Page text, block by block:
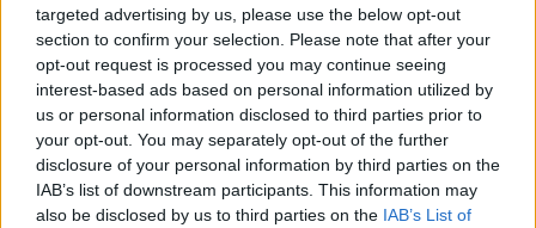
targeted advertising by us, please use the below opt-out
section to confirm your selection. Please note that after your
opt-out request is processed you may continue seeing
interest-based ads based on personal information utilized by
us or personal information disclosed to third parties prior to
your opt-out. You may separately opt-out of the further
disclosure of your personal information by third parties on the
IAB’s list of downstream participants. This information may
also be disclosed by us to third parties on the IAB’s List of
epicentruma az egészségügy, miközben ez a
legdrágább ellátási forma.
Private Health Forum 2026Új lehetőségek a magyar
egészségügy előtt - De mégis mihez kezd ezzel a
magánegészségügyi szektor? Jubileumi konferenciánkon
kiderül.Információ és jelentkezésAz egészségügy
átalakítása az elmúlt hetekben, hónapokban idehaza is a